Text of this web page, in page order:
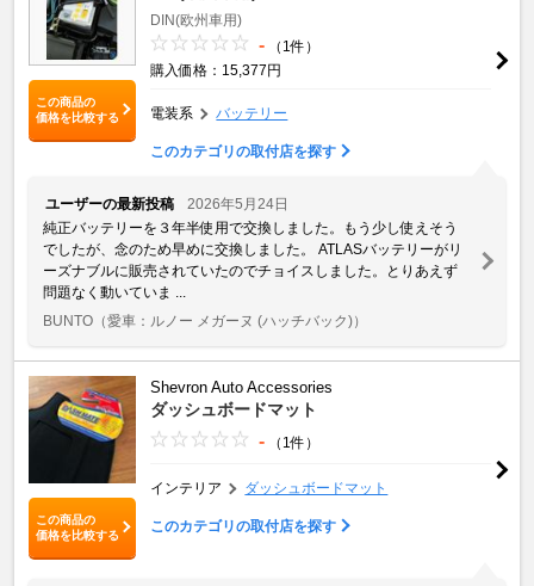
この商品の
価格を比較する
DIN(欧州車用)
-
（1件）
購入価格：15,377円
電装系 バッテリー
このカテゴリの取付店を探す
ユーザーの最新投稿
2026年5月24日
純正バッテリーを３年半使用で交換しました。もう少し使えそう
でしたが、念のため早めに交換しました。 ATLASバッテリーがリ
ーズナブルに販売されていたのでチョイスしました。とりあえず
問題なく動いていま ...
BUNTO （愛車：ルノー メガーヌ (ハッチバック)）
この商品の
価格を比較する
Shevron Auto Accessories
ダッシュボードマット
- （1件）
インテリア ダッシュボードマット
このカテゴリの取付店を探す